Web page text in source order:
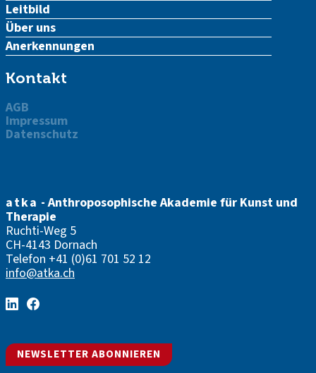
Leitbild
Über uns
Anerkennungen
Kontakt
AGB
Impressum
Datenschutz
atka - Anthroposophische Akademie für Kunst und
Therapie
Ruchti-Weg 5
CH-4143 Dornach
Telefon +41 (0)61 701 52 12
info@atka.ch
NEWSLETTER ABONNIEREN